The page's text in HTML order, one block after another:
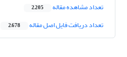
تعداد مشاهده مقاله 2,205
تعداد دریافت فایل اصل مقاله 2,678